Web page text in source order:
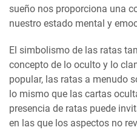
sueño nos proporciona una
nuestro estado mental y
El simbolismo de las ratas
concepto de lo oculto y lo
popular, las ratas a menudo
lo mismo que las cartas
presencia de ratas puede
en las que los aspectos no